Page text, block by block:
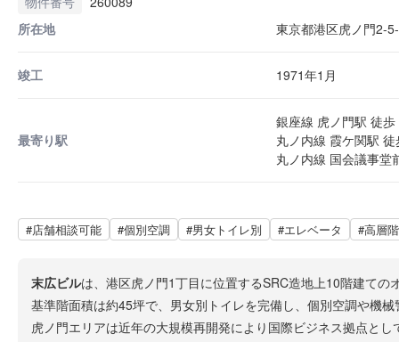
所在地
東京都港区虎ノ門2-
竣工 1971年1月
最寄り駅
銀座線 虎ノ門駅 徒歩
丸ノ内線 霞ケ関駅
丸ノ内線 国会議事堂
#店舗相談可能 #個別空調 #男女トイレ別 #エレベータ #高層
末広ビルは、港区虎ノ門1丁目に位置するSRC造地上10階建て
基準階面積は約45坪で、男女別トイレを完備し、個別空調や機
虎ノ門エリアは近年の大規模再開発により国際ビジネス拠点と